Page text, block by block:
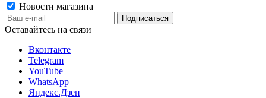
Новости магазина
Оставайтесь на связи
Вконтакте
Telegram
YouTube
WhatsApp
Яндекс.Дзен